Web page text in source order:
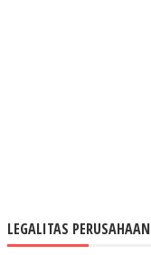
LEGALITAS PERUSAHAAN